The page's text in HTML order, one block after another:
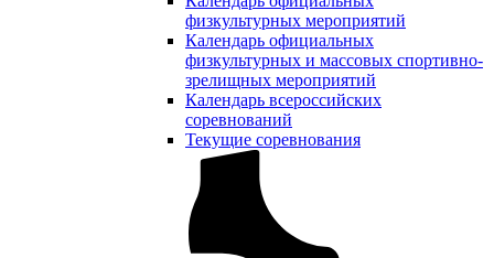
физкультурных мероприятий
Календарь официальных
физкультурных и массовых спортивно-
зрелищных мероприятий
Календарь всероссийских
соревнований
Текущие соревнования